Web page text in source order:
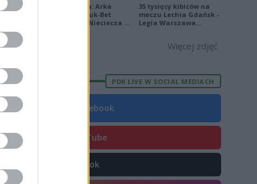
0
3
FORMA
Ekstraklasa: Arka
Gdynia - Bruk-Bet
Termalica Nieciecza 2-
35 tysięcy kibiców na
meczu Lechia Gdańsk -
Legia Warszawa
Więcej zdjęć
PDK LIVE W SOCIAL MEDIACH
Facebook
YouTube
TikTok